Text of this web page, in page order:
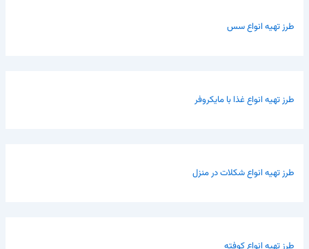
طرز تهیه انواع سس
طرز تهیه انواع غذا با مایکروفر
طرز تهیه انواع شکلات در منزل